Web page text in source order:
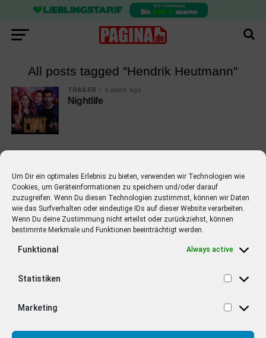
Um Dir ein optimales Erlebnis zu bieten, verwenden wir Technologien wie
Cookies, um Geräteinformationen zu speichern und/oder darauf
zuzugreifen. Wenn Du diesen Technologien zustimmst, können wir Daten
wie das Surfverhalten oder eindeutige IDs auf dieser Website verarbeiten.
Wenn Du deine Zustimmung nicht erteilst oder zurückziehst, können
bestimmte Merkmale und Funktionen beeinträchtigt werden.
Funktional Always active
Statistiken
Marketing
All posts tagged "Hendrik Heutmann"
TRAILER 6 years ago
Nightlife
EMPFOHLEN
STARS 4 years ago
Barbara Schöneberger Moderatorin
von “Verstehen Sie Spaß?”